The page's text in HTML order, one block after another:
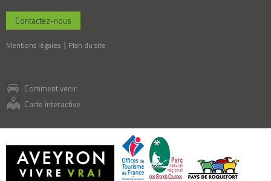
Contactez-nous
Mentions légales Plan du site
Comment venir
Carte interactive